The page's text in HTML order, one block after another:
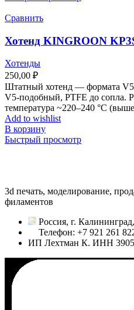
Сравнить
Хотенд KINGROON
Хотенды
250,00 ₽
Штатный хотенд — формата
V5‑подобный, PTFE до сопла.
температура ~220–240 °C
Add to wishlist
В корзину
Быстрый просмотр
3d печать, моделирование,
филаментов
Россия, г.
Телефон: +7 921 261
ИП Лехтман К. ИНН